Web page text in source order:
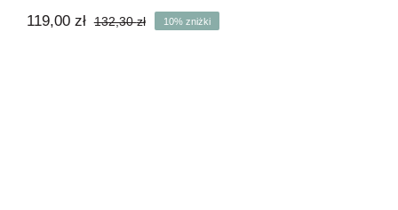
132,30złPierwotna
119,00 zł
Aktualna
10% zniżki